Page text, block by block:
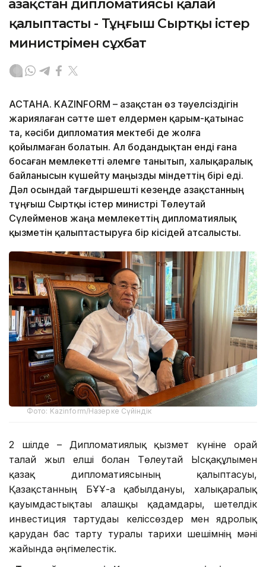
Қазақстан дипломатиясы қалай
қалыптасты - Тұңғыш Сыртқы істер
министрімен сұхбат
АСТАНА. KAZINFORM – Қазақстан өз тәуелсіздігін
жариялаған сәтте шет елдермен қарым-қатынас
та, кәсіби дипломатия мектебі де жолға
қойылмаған болатын. Ал бодандықтан енді ғана
босаған мемлекетті әлемге танытып, халықаралық
байланысын күшейту маңызды міндеттің бірі еді.
Дәл осындай тағдыршешті кезеңде Қазақстанның
тұңғыш Сыртқы істер министрі Төлеутай
Сүлейменов жаңа мемлекеттің дипломатиялық
қызметін қалыптастыруға бір кісідей атсалысты.
Фото: Kazinform/Назерке Сүйіндік
2 шілде – Дипломатиялық қызмет күніне орай
талай жыл елші болған Төлеутай Ысқақұлымен
қазақ дипломатиясының қалыптасуы,
Қазақстанның БҰҰ-ға қабылдануы, халықаралық
қауымдастықтағы алғашқы қадамдары, шетелдік
инвестиция тартудағы келіссөздер мен ядролық
қарудан бас тарту туралы тарихи шешімнің мәні
жайында әңгімелестік.